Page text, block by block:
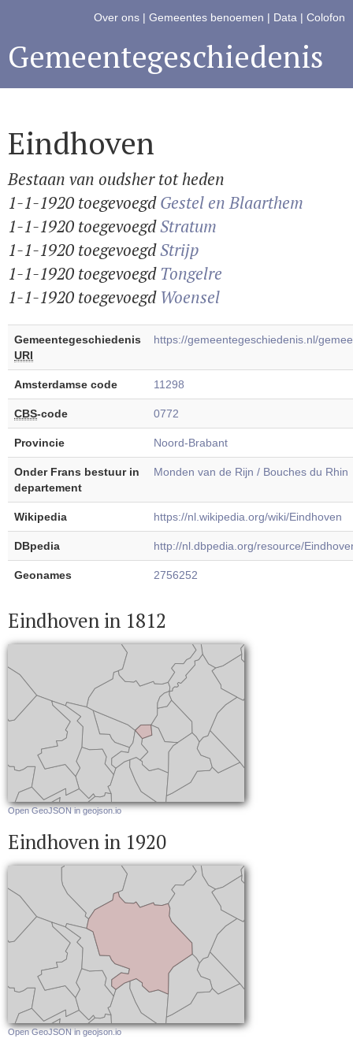
Over ons | Gemeentes benoemen | Data | Colofon
Gemeentegeschiedenis
Eindhoven
Bestaan van oudsher tot heden
1-1-1920 toegevoegdGestel en Blaarthem
1-1-1920 toegevoegdStratum
1-1-1920 toegevoegdStrijp
1-1-1920 toegevoegd Tongelre
1-1-1920 toegevoegd Woensel
Gemeentegeschiedenis
URI
https://gemeentegeschiedenis.nl/
Amsterdamse code 11298
CBS-code 0772
Provincie Noord-Brabant
Onder Frans bestuur in
departement
Monden van de Rijn / Bouches du Rhin
Wikipedia https://nl.wikipedia.org/wiki/Eindhoven
DBpedia http://nl.dbpedia.org/resource/
Geonames 2756252
Eindhoven in 1812
Open GeoJSON in geojson.io
Eindhoven in 1920
Open GeoJSON in geojson.io